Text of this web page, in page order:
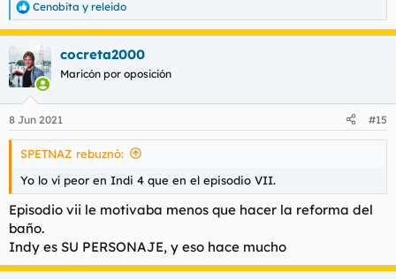
R
e
a
c
c
i
e
s
Cenobita y releido
cocreta2000
Maricón por oposición
8 Jun 2021 #15
SPETNAZ rebuznó:
Yo lo ví peor en Indi 4 que en el episodio VII.
Episodio vii le motivaba menos que hacer la reforma del
baño.
Indy es SU PERSONAJE, y eso hace mucho